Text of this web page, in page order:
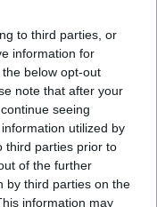
to third parties, or
information for
below opt-out
note that after your
seeing
utilized by
third parties prior to
of the further
by third parties on the
information may